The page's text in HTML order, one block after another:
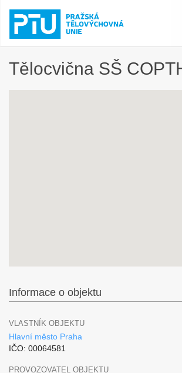
Tělocvična SŠ
Informace o objektu
VLASTNÍK OBJEKTU
Hlavní město Praha
IČO: 00064581
PROVOZOVATEL OBJEKTU